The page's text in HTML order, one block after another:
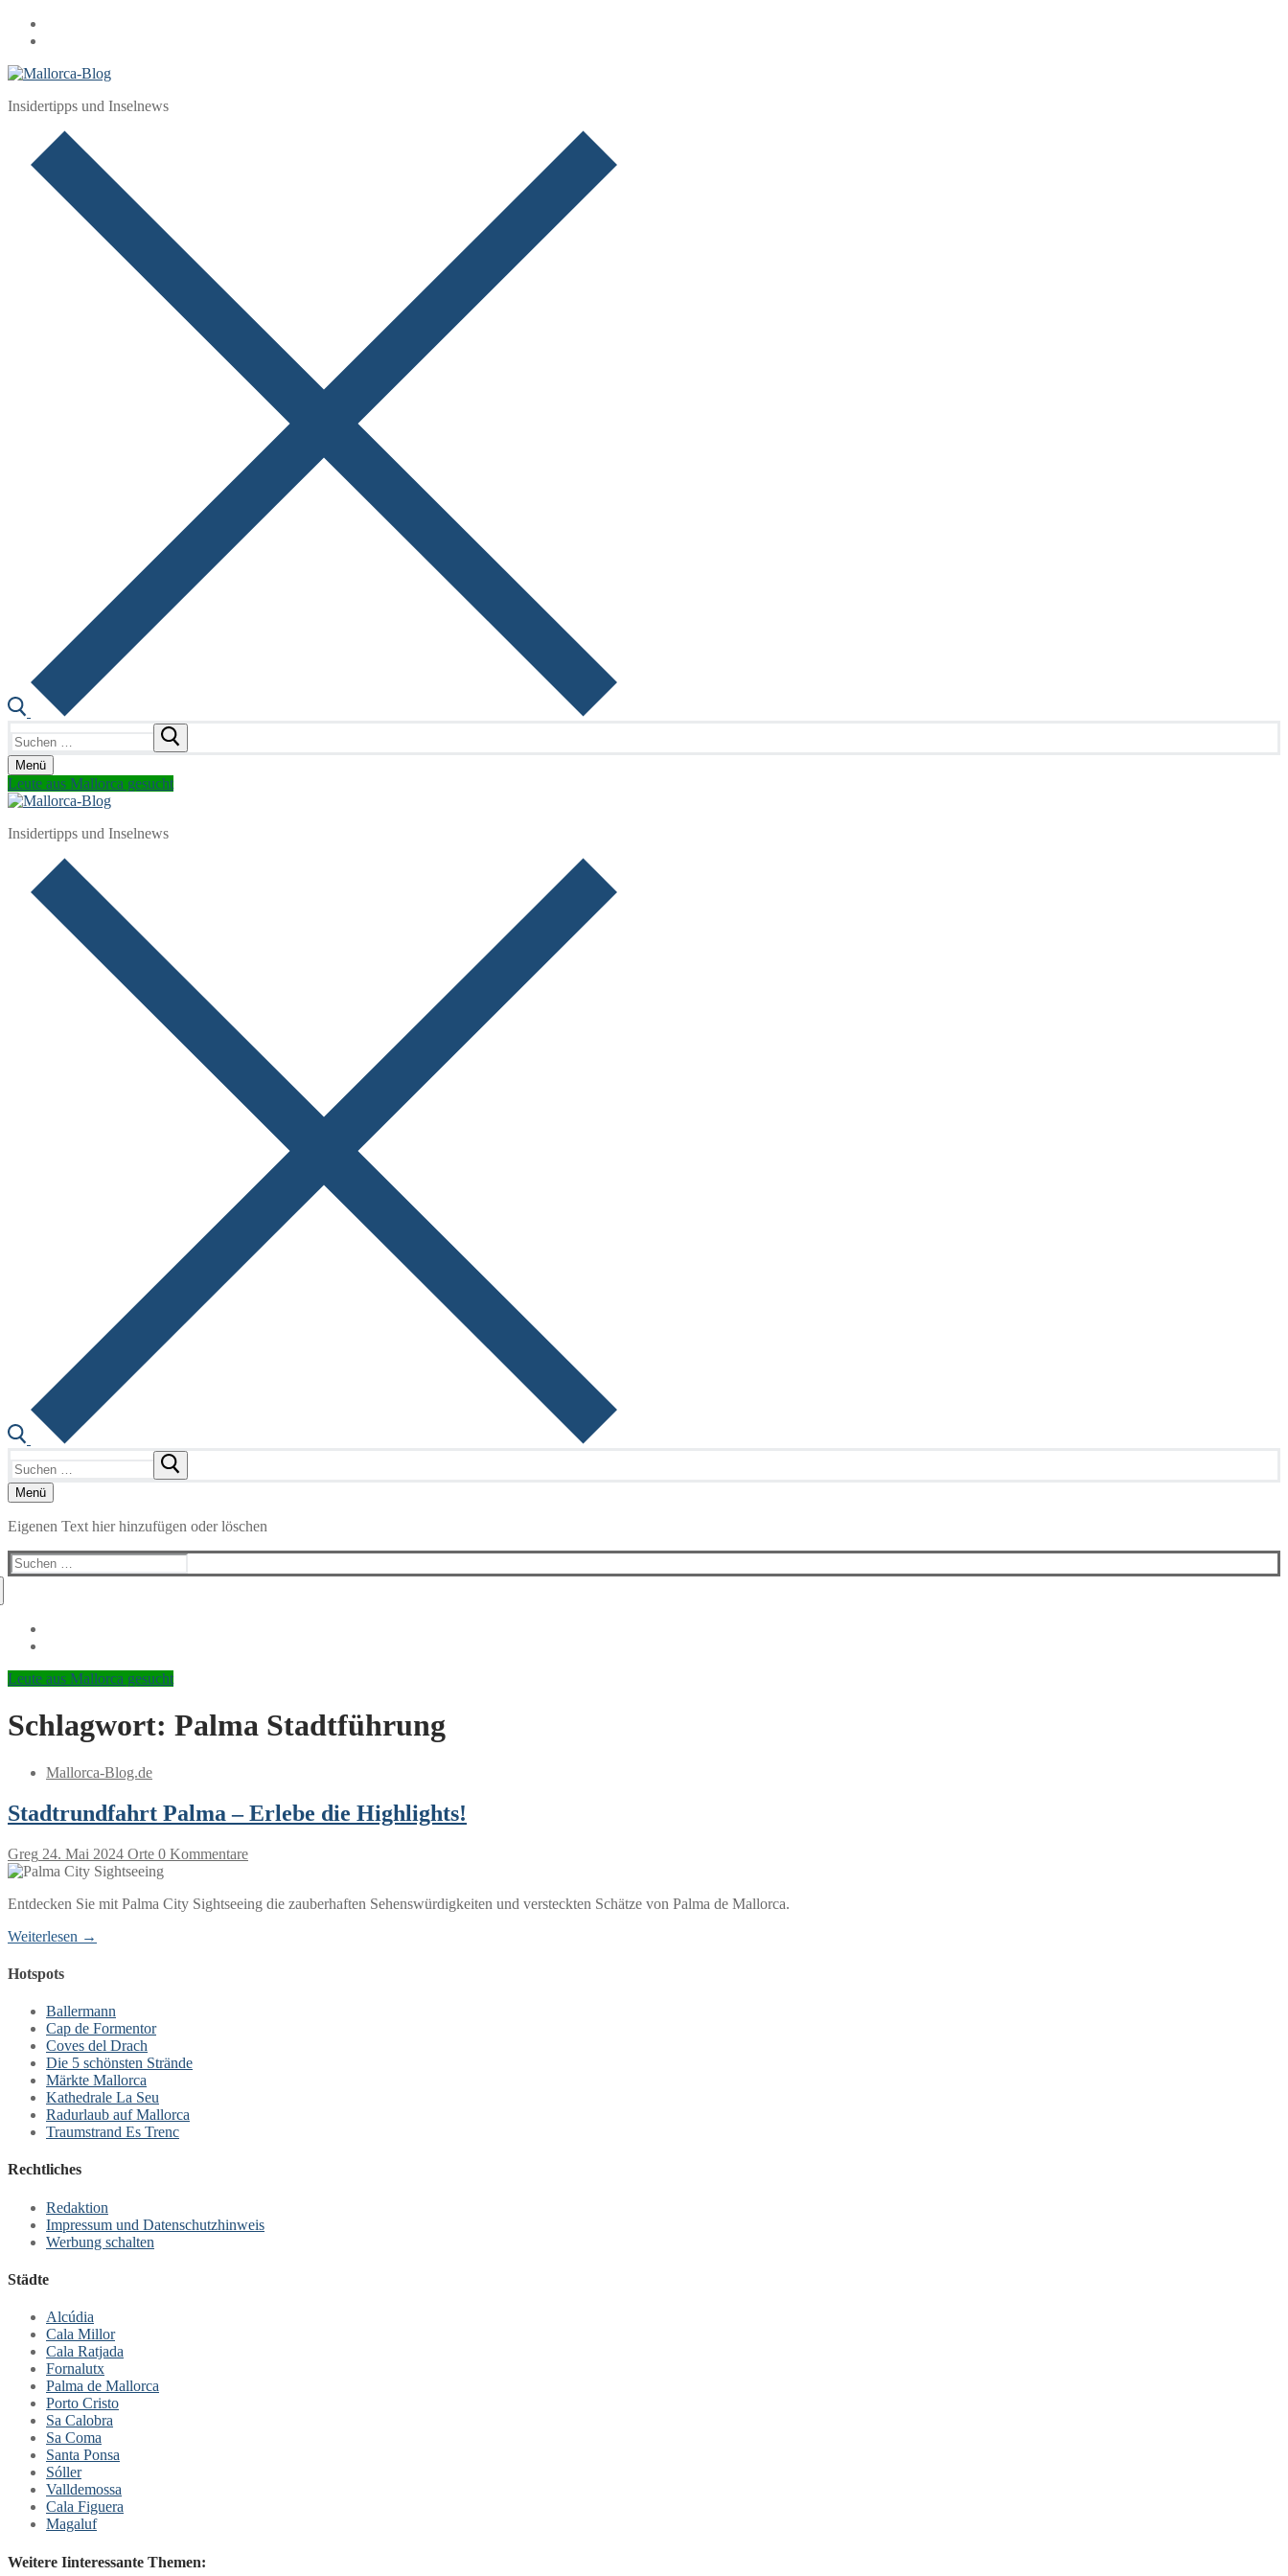
Zum
Inhalt
Menü
Schließen
Insidertipps und Inselnews
nach:
Menü
Leute aus Mallorca gesucht
Insidertipps und Inselnews
nach:
Menü
Eigenen Text hier hinzufügen oder löschen
Suchen
nach:
Leute aus Mallorca gesucht
Schlagwort: Palma Stadtführung
Mallorca-Blog.de
Stadtrundfahrt Palma – Erlebe die Highlights!
Greg 24. Mai 2024 Orte 0 Kommentare
Entdecken Sie mit Palma City Sightseeing die zauberhaften Sehenswürdigkeiten und versteckten Schätze von Palma de Mallorca.
Weiterlesen →
Hotspots
Ballermann
Cap de Formentor
Coves del Drach
Die 5 schönsten Strände
Märkte Mallorca
Kathedrale La Seu
Radurlaub auf Mallorca
Traumstrand Es Trenc
Rechtliches
Redaktion
Impressum und Datenschutzhinweis
Werbung schalten
Städte
Alcúdia
Cala Millor
Cala Ratjada
Fornalutx
Palma de Mallorca
Porto Cristo
Sa Calobra
Sa Coma
Santa Ponsa
Sóller
Valldemossa
Cala Figuera
Magaluf
Weitere Iinteressante Themen: